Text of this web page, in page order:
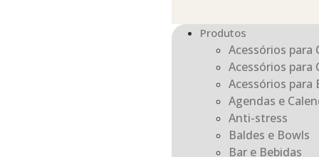
Produtos
Acessórios para
Acessórios para
Acessórios para
Agendas e
Anti-stress
Baldes e Bowls
Bar e Bebidas